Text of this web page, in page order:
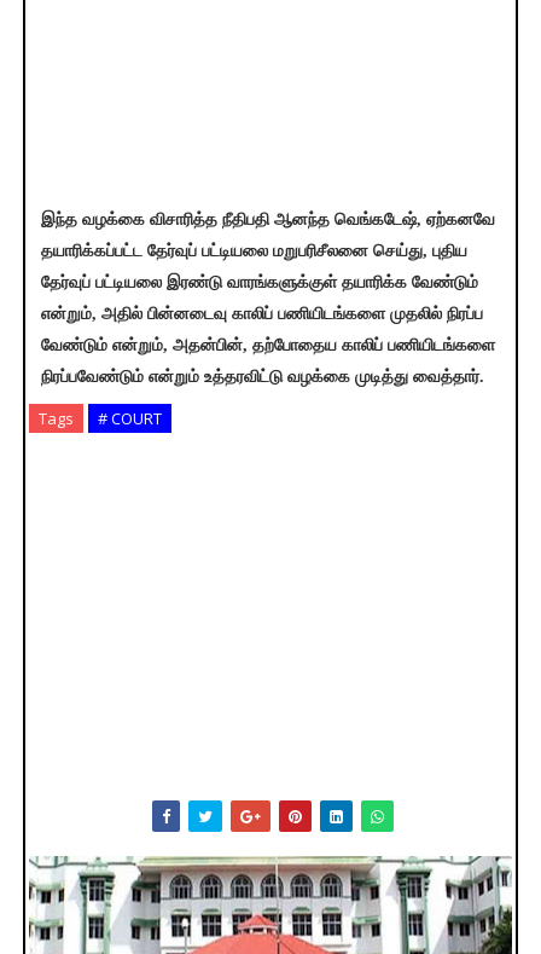
இந்த வழக்கை விசாரித்த நீதிபதி ஆனந்த வெங்கடேஷ், ஏற்கனவே
தயாரிக்கப்பட்ட தேர்வுப் பட்டியலை மறுபரிசீலனை செய்து, புதிய
தேர்வுப் பட்டியலை இரண்டு வாரங்களுக்குள் தயாரிக்க வேண்டும்
என்றும், அதில் பின்னடைவு காலிப் பணியிடங்களை முதலில் நிரப்ப
வேண்டும் என்றும், அதன்பின், தற்போதைய காலிப் பணியிடங்களை
நிரப்பவேண்டும் என்றும் உத்தரவிட்டு வழக்கை முடித்து வைத்தார்.
Tags # COURT